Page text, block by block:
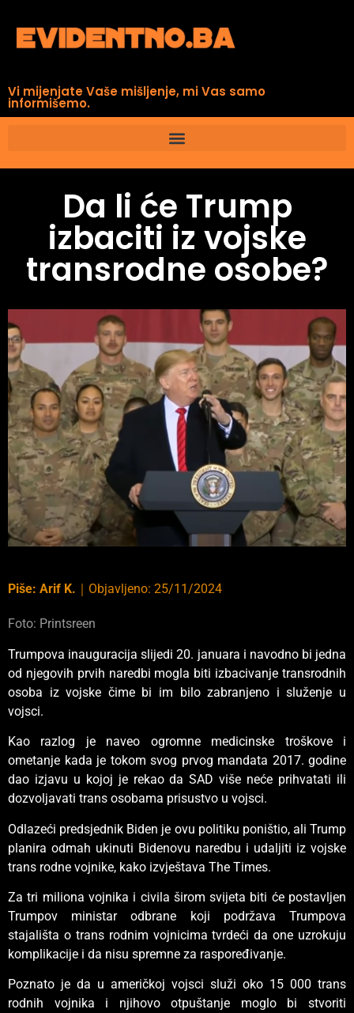
Vi mijenjate Vaše mišljenje, mi Vas samo
informišemo.
Da li će Trump
izbaciti iz vojske
transrodne osobe?
Piše: Arif K. Objavljeno: 25/11/2024
Foto: Printsreen
Trumpova inauguracija slijedi 20. januara i navodno bi jedna
od njegovih prvih naredbi mogla biti izbacivanje transrodnih
osoba iz vojske čime bi im bilo zabranjeno i služenje u
vojsci.
Kao razlog je naveo ogromne medicinske troškove i
ometanje kada je tokom svog prvog mandata 2017. godine
dao izjavu u kojoj je rekao da SAD više neće prihvatati ili
dozvoljavati trans osobama prisustvo u vojsci.
Odlazeći predsjednik Biden je ovu politiku poništio, ali Trump
planira odmah ukinuti Bidenovu naredbu i udaljiti iz vojske
trans rodne vojnike, kako izvještava The Times.
Za tri miliona vojnika i civila širom svijeta biti će postavljen
Trumpov ministar odbrane koji podržava Trumpova
stajališta o trans rodnim vojnicima tvrdeći da one uzrokuju
komplikacije i da nisu spremne za raspoređivanje.
Poznato je da u američkoj vojsci služi oko 15 000 trans
rodnih vojnika i njihovo otpuštanje moglo bi stvoriti